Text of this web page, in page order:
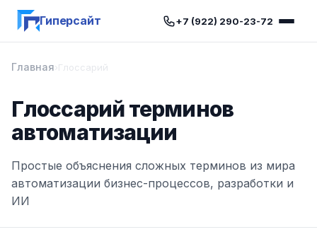
Гиперсайт +7 (922) 290-23-72
Главная›Глоссарий
Глоссарий терминов
автоматизации
Простые объяснения сложных терминов из мира
автоматизации бизнес-процессов, разработки и
ИИ